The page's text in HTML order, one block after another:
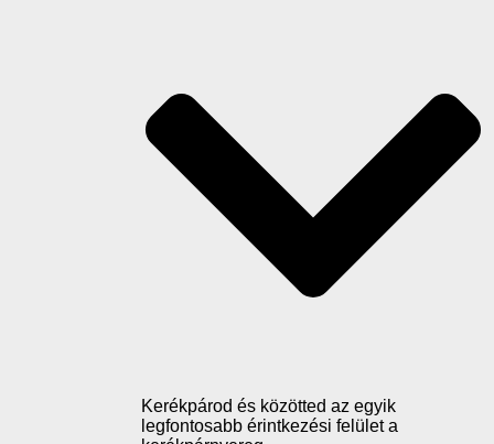
Kerékpárod és közötted az egyik
legfontosabb érintkezési felület a